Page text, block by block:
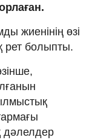
жиенінің өзі
рет болыпты.
дәлелдер